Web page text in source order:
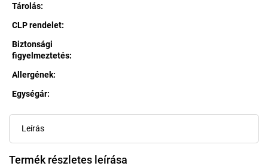
Tárolás:
CLP rendelet:
Biztonsági
figyelmeztetés:
Allergének:
Egységár:
Leírás
Termék részletes leírása